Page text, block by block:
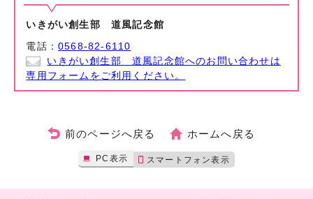
いきがい創生部 道風記念館
電話：0568-82-6110
いきがい創生部 道風記念館へのお問い合わせは
専用フォームをご利用ください。
前のページへ戻る ホームへ戻る
PC表示 スマートフォン表示